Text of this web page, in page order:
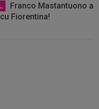
Franco Mastantuono a
Fiorentina!